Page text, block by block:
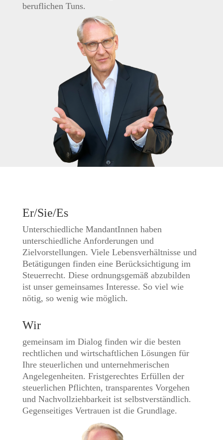
beruflichen Tuns.
Er/Sie/Es
Unterschiedliche MandantInnen haben
unterschiedliche Anforderungen und
Zielvorstellungen. Viele Lebensverhältnisse und
Betätigungen finden eine Berücksichtigung im
Steuerrecht. Diese ordnungsgemäß abzubilden
ist unser gemeinsames Interesse. So viel wie
nötig, so wenig wie möglich.
Wir
gemeinsam im Dialog finden wir die besten
rechtlichen und wirtschaftlichen Lösungen für
Ihre steuerlichen und unternehmerischen
Angelegenheiten. Fristgerechtes Erfüllen der
steuerlichen Pflichten, transparentes Vorgehen
und Nachvollziehbarkeit ist selbstverständlich.
Gegenseitiges Vertrauen ist die Grundlage.